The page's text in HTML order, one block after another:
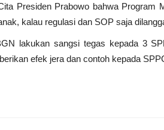
Presiden Prabowo bahwa Program
kalau regulasi dan SOP saja
lakukan sangsi tegas kepada 3
efek jera dan contoh kepada